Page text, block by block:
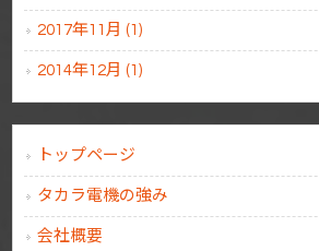
2017年11月 (1)
2014年12月 (1)
トップページ
タカラ電機の強み
会社概要